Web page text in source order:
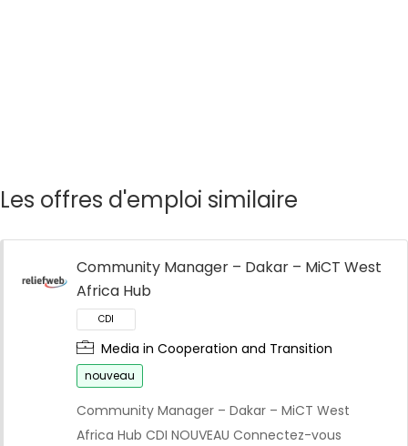
Les offres d'emploi similaire
Community Manager – Dakar – MiCT West
Africa Hub
Media in Cooperation and Transition
nouveau
Community Manager – Dakar – MiCT West
Africa Hub CDI NOUVEAU Connectez-vous